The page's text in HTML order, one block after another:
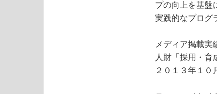
プの向上を基盤
実践的なプログ
メディア掲載実
人財「採用・育
２０１３年１０